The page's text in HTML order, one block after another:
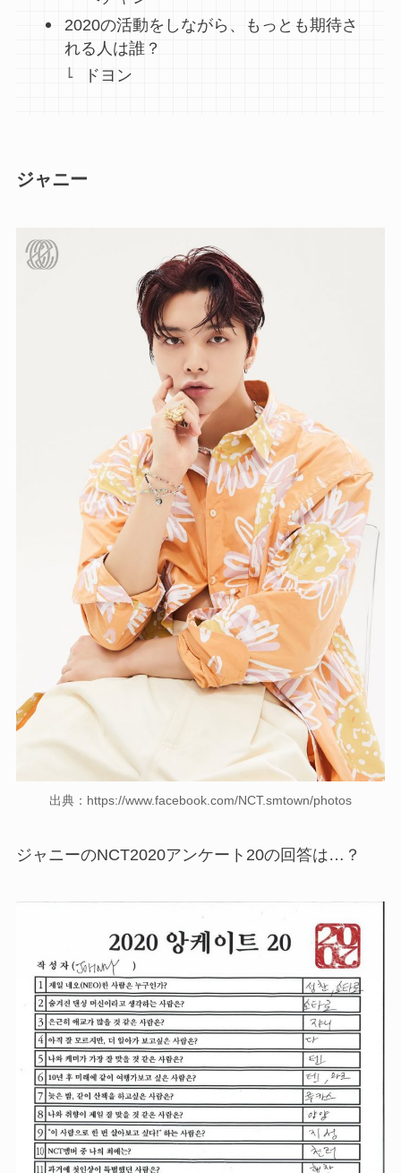
2020の活動をしながら、もっとも期待さ
れる人は誰？
ドヨン
ジャニー
出典：https://www.facebook.com/NCT.smtown/photos
ジャニーのNCT2020アンケート20の回答は…？